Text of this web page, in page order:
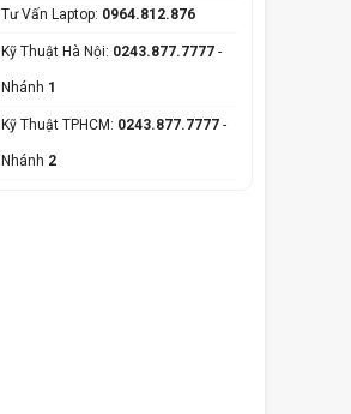
Tư Vấn Laptop: 0964.812.876
Kỹ Thuật Hà Nội: 0243.877.7777 -
Nhánh 1
Kỹ Thuật TPHCM: 0243.877.7777 -
Nhánh 2